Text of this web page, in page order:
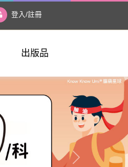
登入/註冊
出版品
Next